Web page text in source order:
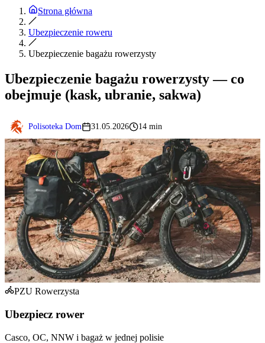
Strona główna
Ubezpieczenie roweru
Ubezpieczenie bagażu rowerzysty
Ubezpieczenie bagażu rowerzysty — co
obejmuje (kask, ubranie, sakwa)
Polisoteka Dom 31.05.2026 14 min
PZU Rowerzysta
Ubezpiecz rower
Casco, OC, NNW i bagaż w jednej polisie